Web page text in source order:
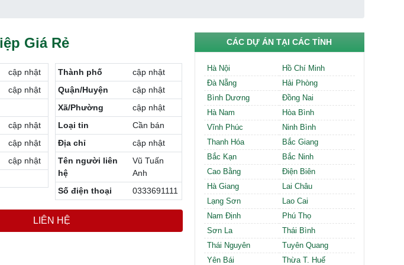
Cần thuê MBKD tại Phường Yên Hòa
Cần thuê MBKD tại Phường Nghĩa Độ
Cần thuê MBKD tại Phường Phương Liệt
Cần thuê MBKD tại Phường Khương Đình
Cần thuê MBKD tại Phường Yên Sở
Cần thuê MBKD tại Phường Hoàng Liệt
Cần thuê MBKD tại Phường Định Công
Cần thuê MBKD tại Phường Tương Mai
Cần thuê MBKD tại Phường Vĩnh Hưng
Cần thuê MBKD tại Phường Lĩnh Nam
Cần thuê MBKD tại Phường Hồng Hà
Cần thuê MBKD tại Phường Láng
Cần thuê MBKD tại Phường Văn Miếu
Cần thuê MBKD tại Phường Kim Liên
Cần thuê MBKD tại Phường Bạch Mai
Cần thuê MBKD tại Phường Vĩnh Tuy
Giá Rẻ
cập nhật
cập nhật
cập nhật
cập nhật
cập nhật
Thành phố
cập nhật
Quận/Huyện
cập nhật
Xã/Phường
cập nhật
Loại tin
Cần bán
Địa chỉ
cập nhật
Tên người liên
hệ
Vũ Tuấn
Anh
Số điện thoại
0333691111
LIÊN HỆ
CÁC DỰ ÁN TẠI CÁC TỈNH
Hà Nội
Hồ Chí Minh
Đà Nẵng
Hải Phòng
Bình Dương
Đồng Nai
Hà Nam
Hòa Bình
Vĩnh Phúc
Ninh Bình
Thanh Hóa
Bắc Giang
Bắc Kạn
Bắc Ninh
Cao Bằng
Điện Biên
Hà Giang
Lai Châu
Lạng Sơn
Lao Cai
Nam Định
Phú Thọ
Sơn La
Thái Bình
Thái Nguyên
Tuyên Quang
Yên Bái
Thừa T. Huế